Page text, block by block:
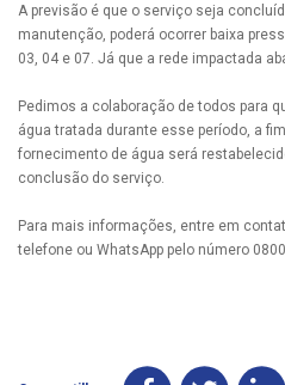
A previsão é que o serviço seja
manutenção, poderá ocorrer baixa
03, 04 e 07. Já que a rede impactada
Pedimos a colaboração de todos para
água tratada durante esse período, a
fornecimento de água será
conclusão do serviço.
Para mais informações, entre em
telefone ou WhatsApp pelo número